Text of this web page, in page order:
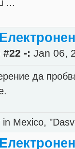
...
#22 -: Jan 06,
да
Mexico,